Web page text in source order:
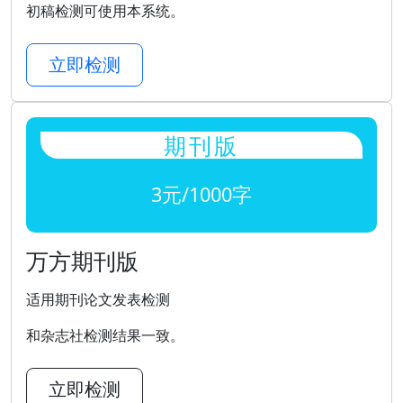
初稿检测可使用本系统。
立即检测
期刊版
3元/1000字
万方期刊版
适用期刊论文发表检测
和杂志社检测结果一致。
立即检测